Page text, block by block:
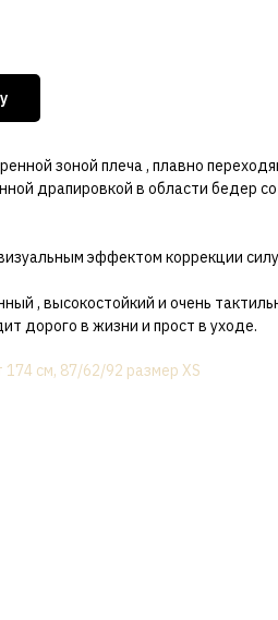
зоной плеча , плавно
драпировкой в области бедер
эффектом коррекции
, высокостойкий и очень
дорого в жизни и прост в уходе.
см, 87/62/92 размер XS